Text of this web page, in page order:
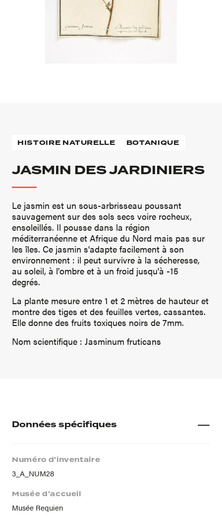
HISTOIRE NATURELLE BOTANIQUE
JASMIN DES JARDINIERS
Le jasmin est un sous-arbrisseau poussant
sauvagement sur des sols secs voire rocheux,
ensoleillés. Il pousse dans la région
méditerranéenne et Afrique du Nord mais pas sur
les îles. Ce jasmin s'adapte facilement à son
environnement : il peut survivre à la sécheresse,
au soleil, à l'ombre et à un froid jusqu'à -15
degrés.
La plante mesure entre 1 et 2 mètres de hauteur et
montre des tiges et des feuilles vertes, cassantes.
Elle donne des fruits toxiques noirs de 7mm.
Nom scientifique : Jasminum fruticans
Données spécifiques
Numéro d'inventaire
3_A_NUM28
Musée d'accueil
Musée Requien